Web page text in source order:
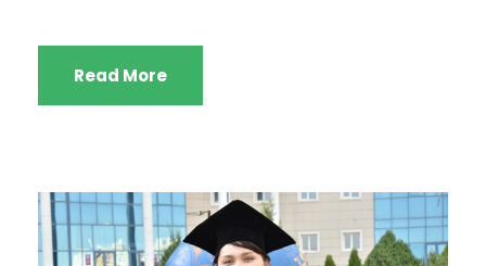
Read More